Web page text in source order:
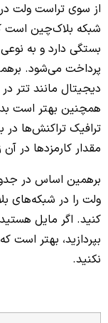
از سوی تراست ولت
شبکه بلاک‌چین است
بستگی دارد و به
پرداخت می‌‌شود.
دیجیتال مانند تتر
همچنین بهتر است
ترافیک تراکنش‌ها
مقدار کارمزدها در
برهمین اساس در
ولت را در شبکه‌های
کنید. اگر مایل هستید
بپردازید، بهتر است
نکنید.